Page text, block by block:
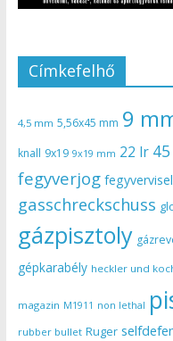
Címkefelhő
4,5 mm 5,56x45 mm 9
knall 9x19 9x19 mm 22 lr
fegyverjog
gasschreckschuss
gázpisztoly
gépkarabély heckler und
magazin M1911 non lethal
rubber bullet Ruger